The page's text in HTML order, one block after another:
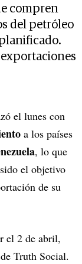
compren
del petróleo
el lunes con
a los países
, lo que
el objetivo
de su
el 2 de abril,
Truth Social.